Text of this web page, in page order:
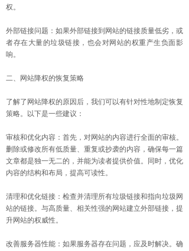
权。
外部链接问题：如果外部链接到网站的链接质量低劣，或
者存在大量的垃圾链接，也会对网站的权重产生负面影
响。
二、网站降权的恢复策略
了解了网站降权的原因后，我们可以有针对性地制定恢复
策略。以下是一些建议：
审核和优化内容：首先，对网站的内容进行全面的审核。
删除或修改所有低质量、重复或抄袭的内容，确保每一篇
文章都是独一无二的，并能为读者提供价值。同时，优化
内容的结构和布局，提高可读性。
清理和优化链接：检查并清理所有垃圾链接和指向垃圾网
站的链接。与高质量、相关性强的网站建立外部链接，提
升网站的权威性。
改善服务器性能：如果服务器存在问题，应及时解决。确